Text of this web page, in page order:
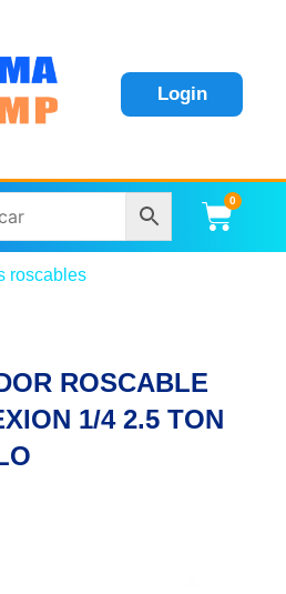
Login
0
roscables
ROSCABLE
1/4 2.5 TON